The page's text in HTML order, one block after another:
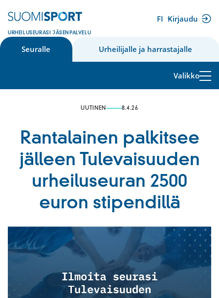
sisältöön
URHEILUSEURASI JÄSENPALVELU
FI Kirjaudu
(ulkoinen
Seuralle
Urheilijalle ja harrastajalle
Valikko
UUTINEN 8.4.26
Rantalainen palkitsee
jälleen Tulevaisuuden
urheiluseuran 2500
euron stipendillä